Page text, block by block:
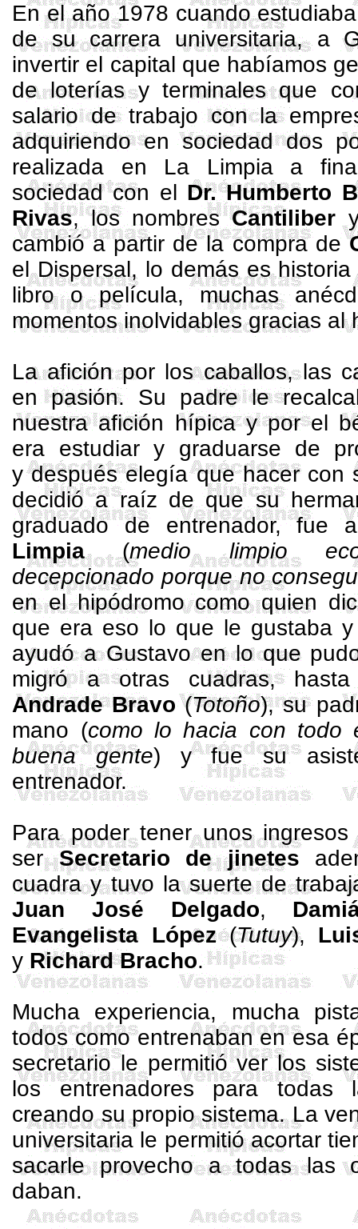
En el año 1978 cuando
de su carrera universitaria, a
invertir el capital que habíamos
de loterías y terminales que
salario de trabajo con la
adquiriendo en sociedad dos
realizada en La Limpia a
sociedad con el Dr. Humberto
Rivas, los nombresCantiliber
cambió a partir de la compra de
elDispersal, lo demás es
libro o película, muchas
momentos inolvidables gracias al
La afición por los caballos, las
en pasión. Su padre le
nuestra afición hípica y por el
era estudiar y graduarse de
y después elegía que hacer con
decidió a raíz de que su
graduado de entrenador, fue
Limpia(medio limpio
decepcionado porque no
en el hipódromo como quien
que era eso lo que le gustaba
ayudó a Gustavo en lo que
migró a otras cuadras,
Andrade Bravo(Totoño), su
mano (como lo hacia con todo
buena gente) y fue su
entrenador.
Para poder tener unos
serSecretario de jinetes
cuadra y tuvo la suerte de
Juan José Delgado,
Evangelista López(Tutuy),
y Richard Bracho.
Mucha experiencia, mucha
todos como entrenaban en esa
secretario le permitió ver los
los entrenadores para todas
creando su propio sistema. La
universitaria le permitió acortar
sacarle provecho a todas las
daban.